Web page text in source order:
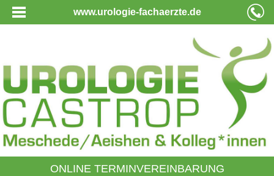
www.urologie-fachaerzte.de
ONLINE TERMINVEREINBARUNG